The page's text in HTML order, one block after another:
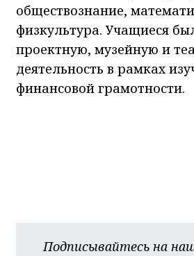
обществознание,
физкультура. Учащиеся
проектную, музейную и
деятельность в рамках
финансовой грамотности.
Подписывайтесь на